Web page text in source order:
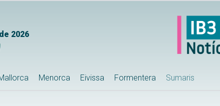
2026
Menorca Eivissa Formentera Sumaris